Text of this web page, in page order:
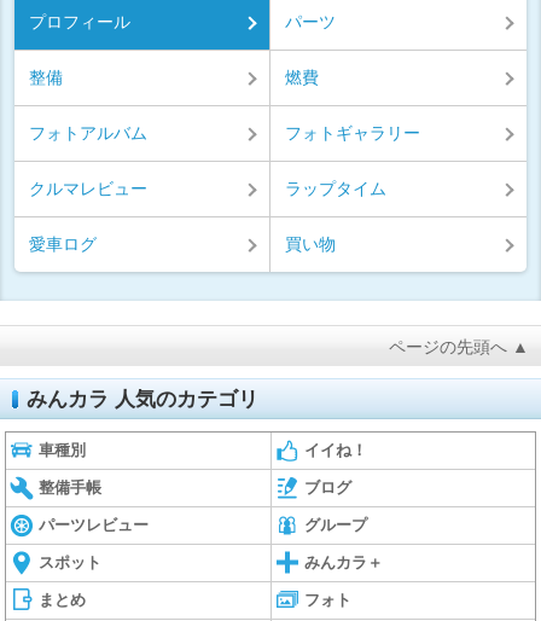
プロフィール パーツ
整備 燃費
フォトアルバム フォトギャラリー
クルマレビュー ラップタイム
愛車ログ 買い物
ページの先頭へ ▲
みんカラ 人気のカテゴリ
車種別 イイね！
整備手帳 ブログ
パーツレビュー グループ
スポット みんカラ＋
まとめ フォト